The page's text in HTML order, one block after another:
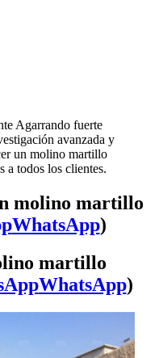
Agarrando fuerte
avanzada y
un molino martillo
a todos los clientes.
molino martillo
WhatsApp)
martillo
WhatsApp)